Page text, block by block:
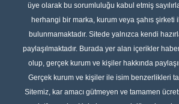
üye olarak bu sorumluluğu kabul etmiş
herhangi bir marka, kurum veya şahıs şirketi
bulunmamaktadır. Sitede yalnızca kendi
paylaşılmaktadır. Burada yer alan içerikler
olup, gerçek kurum ve kişiler hakkında
Gerçek kurum ve kişiler ile isim benzerlikleri
Sitemiz, kar amacı gütmeyen ve tamamen